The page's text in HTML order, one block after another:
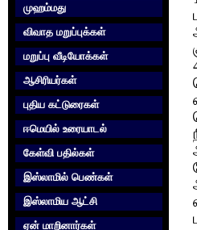
முஹம்மது
விவாத மறுப்புக்கள்
மறுப்பு வீடியோக்கள்
ஆசிரியர்கள்
புதிய கட்டுரைகள்
ஈமெயில் உரையாடல்
கேள்வி பதில்கள்
இஸ்லாமில் பெண்கள்
இஸ்லாமிய ஆட்சி
ஏன் மாறினார்கள்